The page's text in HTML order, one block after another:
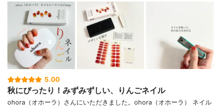
5.00
秋にぴったり！みずみずしい、りんごネイル
ohora（オホーラ）さんにいただきました。ohora（オホーラ） ネイル